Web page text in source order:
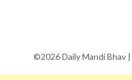
©2026 Daily Mandi Bhav